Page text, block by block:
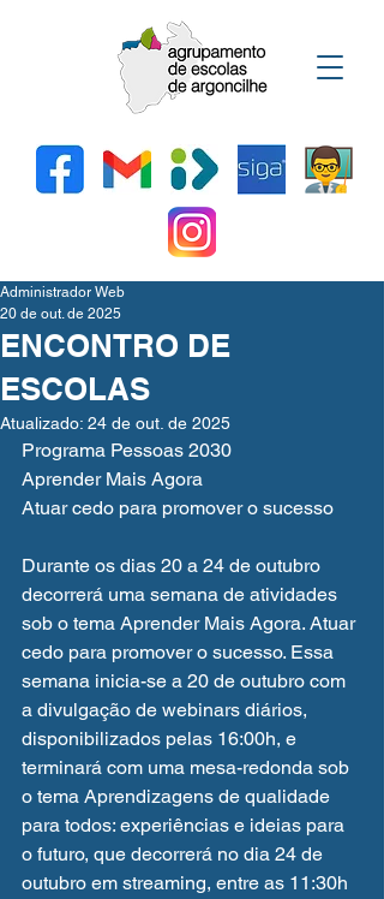
ENCONTRO DE
ESCOLAS
Administrador Web
20 de out. de 2025
Atualizado: 24 de out. de 2025
Programa Pessoas 2030
Aprender Mais Agora
Atuar cedo para promover o sucesso
Durante os dias 20 a 24 de outubro
decorrerá uma semana de atividades
sob o tema Aprender Mais Agora. Atuar
cedo para promover o sucesso. Essa
semana inicia-se a 20 de outubro com
a divulgação de webinars diários,
disponibilizados pelas 16:00h, e
terminará com uma mesa-redonda sob
o tema Aprendizagens de qualidade
para todos: experiências e ideias para
o futuro, que decorrerá no dia 24 de
outubro em streaming, entre as 11:30h